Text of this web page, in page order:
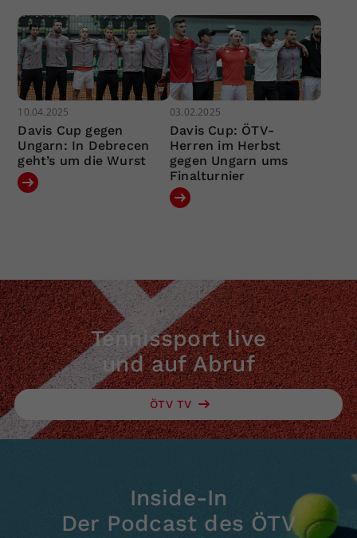
10.04.2025
Davis Cup gegen
Ungarn: In Debrecen
geht’s um die Wurst
03.02.2025
Davis Cup: ÖTV-
Herren im Herbst
gegen Ungarn ums
Finalturnier
Tennissport live
und auf Abruf
ÖTV TV
Inside-In
Der Podcast des ÖTV